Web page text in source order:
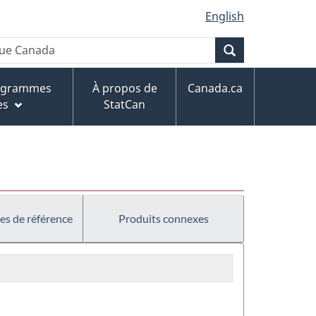
English
À propos de
StatCan
Canada.ca
de référence Produits connexes